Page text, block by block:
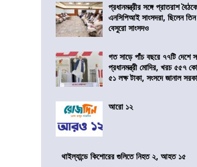
প্রধানমন্ত্রীর সঙ্গে প্রাতরাশ
এনসিপিআই সাংসদরা, ছিলেন তিন
বেসুরো সাংসদও
গত সাড়ে পাঁচ বছরে ৭৭টি দেশে
প্রধানমন্ত্রী মোদির, খরচ ৫৫৭
৫১ লক্ষ টাকা, সংসদে জানাল
আরো ১২
থাইল্যান্ডে কিশোরের গুলিতে নিহত ২, আহত ১৫